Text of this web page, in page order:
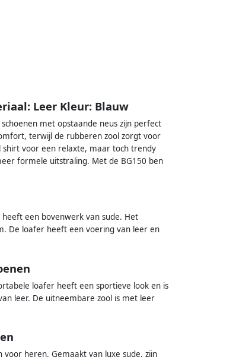
Leer Kleur: Blauw
met opstaande neus zijn perfect
terwijl de rubberen zool zorgt voor
shirt voor een relaxte, maar toch trendy
formele uitstraling. Met de BG150 ben
een bovenwerk van sude. Het
De loafer heeft een voering van leer en
loafer heeft een sportieve look en is
leer. De uitneembare zool is met leer
voor heren. Gemaakt van luxe sude, zijn